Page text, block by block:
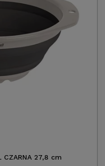
CZARNA 27,8 cm